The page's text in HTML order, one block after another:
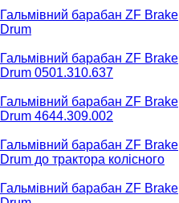
Гальмівний барабан ZF Brake
Drum
Гальмівний барабан ZF Brake
Drum 0501.310.637
Гальмівний барабан ZF Brake
Drum 4644.309.002
Гальмівний барабан ZF Brake
Drum до трактора колісного
Гальмівний барабан ZF Brake